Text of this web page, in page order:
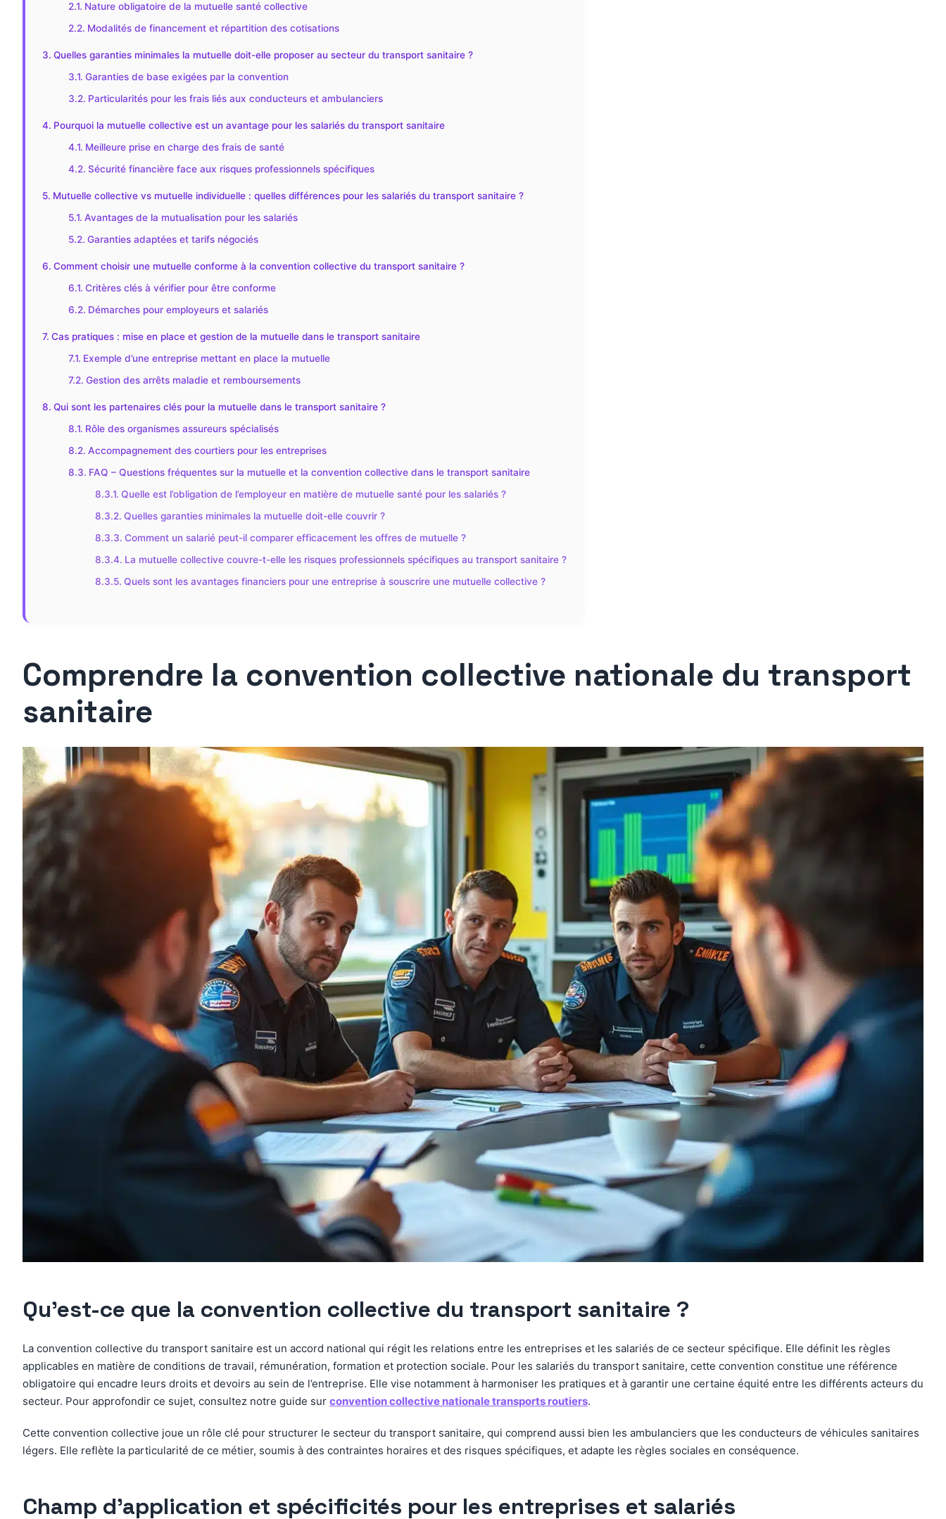
Nature obligatoire de la mutuelle santé collective
Modalités de financement et répartition des cotisations
Quelles garanties minimales la mutuelle doit-elle proposer au secteur du transport sanitaire ?
Garanties de base exigées par la convention
Particularités pour les frais liés aux conducteurs et ambulanciers
Pourquoi la mutuelle collective est un avantage pour les salariés du transport sanitaire
Meilleure prise en charge des frais de santé
Sécurité financière face aux risques professionnels spécifiques
Mutuelle collective vs mutuelle individuelle : quelles différences pour les salariés du transport sanitaire ?
Avantages de la mutualisation pour les salariés
Garanties adaptées et tarifs négociés
Comment choisir une mutuelle conforme à la convention collective du transport sanitaire ?
Critères clés à vérifier pour être conforme
Démarches pour employeurs et salariés
Cas pratiques : mise en place et gestion de la mutuelle dans le transport sanitaire
Exemple d’une entreprise mettant en place la mutuelle
Gestion des arrêts maladie et remboursements
Qui sont les partenaires clés pour la mutuelle dans le transport sanitaire ?
Rôle des organismes assureurs spécialisés
Accompagnement des courtiers pour les entreprises
FAQ – Questions fréquentes sur la mutuelle et la convention collective dans le transport sanitaire
Quelle est l’obligation de l’employeur en matière de mutuelle santé pour les salariés ?
Quelles garanties minimales la mutuelle doit-elle couvrir ?
Comment un salarié peut-il comparer efficacement les offres de mutuelle ?
La mutuelle collective couvre-t-elle les risques professionnels spécifiques au transport sanitaire ?
Quels sont les avantages financiers pour une entreprise à souscrire une mutuelle collective ?
Comprendre la convention collective nationale du transport
sanitaire
Qu’est-ce que la convention collective du transport sanitaire ?
La convention collective du transport sanitaire est un accord national qui régit les relations entre les entreprises et les salariés de ce secteur spécifique. Elle définit les règles
applicables en matière de conditions de travail, rémunération, formation et protection sociale. Pour les salariés du transport sanitaire, cette convention constitue une référence
obligatoire qui encadre leurs droits et devoirs au sein de l’entreprise. Elle vise notamment à harmoniser les pratiques et à garantir une certaine équité entre les différents acteurs du
secteur. Pour approfondir ce sujet, consultez notre guide sur convention collective nationale transports routiers.
Cette convention collective joue un rôle clé pour structurer le secteur du transport sanitaire, qui comprend aussi bien les ambulanciers que les conducteurs de véhicules sanitaires
légers. Elle reflète la particularité de ce métier, soumis à des contraintes horaires et des risques spécifiques, et adapte les règles sociales en conséquence.
Champ d’application et spécificités pour les entreprises et salariés